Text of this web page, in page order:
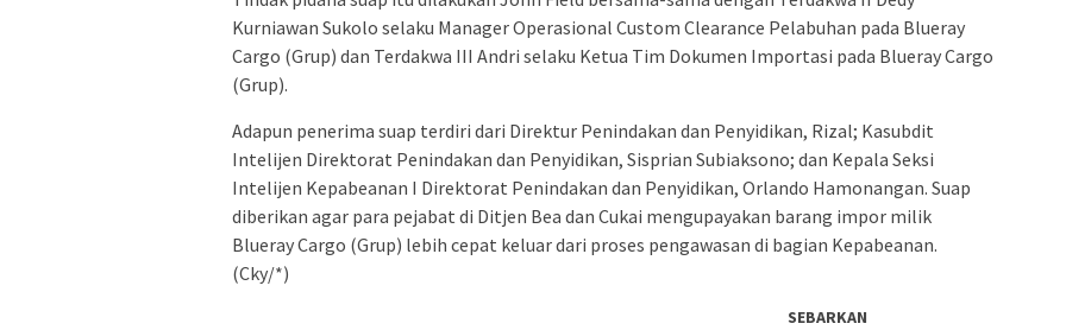
Kurniawan Sukolo selaku Manager Operasional Custom Clearance Pelabuhan pada Blueray
Cargo (Grup) dan Terdakwa III Andri selaku Ketua Tim Dokumen Importasi pada Blueray Cargo
(Grup).
Adapun penerima suap terdiri dari Direktur Penindakan dan Penyidikan, Rizal; Kasubdit
Intelijen Direktorat Penindakan dan Penyidikan, Sisprian Subiaksono; dan Kepala Seksi
Intelijen Kepabeanan I Direktorat Penindakan dan Penyidikan, Orlando Hamonangan. Suap
diberikan agar para pejabat di Ditjen Bea dan Cukai mengupayakan barang impor milik
Blueray Cargo (Grup) lebih cepat keluar dari proses pengawasan di bagian Kepabeanan.
(Cky/*)
SEBARKAN